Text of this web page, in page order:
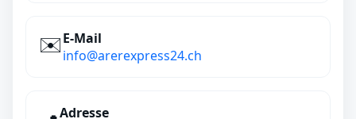
✉️E‑Mail
info@arerexpress24.ch
Adresse